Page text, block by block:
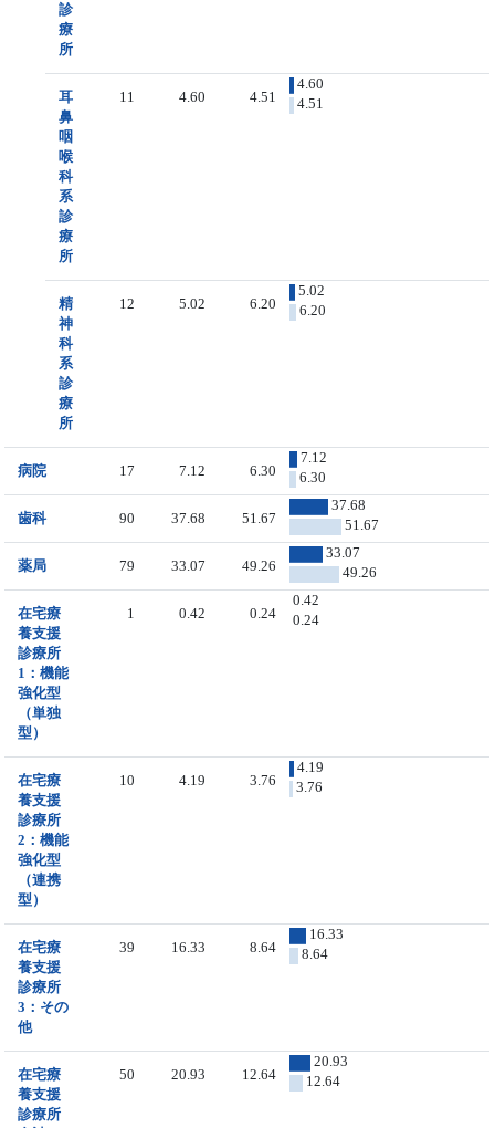
診
療
所
耳
鼻
咽
喉
科
系
診
療
所
11 4.60 4.51
4.60
4.51
精
神
科
系
診
療
所
12 5.02 6.20
5.02
6.20
病院 17 7.12 6.30
7.12
6.30
歯科 90 37.68 51.67
37.68
51.67
薬局 79 33.07 49.26
33.07
49.26
在宅療
養支援
診療所
1：機能
強化型
（単独
型）
1 0.42 0.24
0.42
0.24
在宅療
養支援
診療所
2：機能
強化型
（連携
型）
10 4.19 3.76
4.19
3.76
在宅療
養支援
診療所
3：その
他
39 16.33 8.64
16.33
8.64
在宅療
養支援
診療所
50 20.93 12.64
20.93
12.64